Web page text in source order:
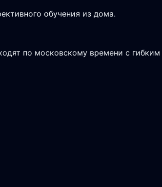
обучения из дома.
по московскому времени с гибким